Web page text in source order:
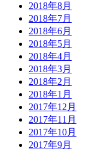
2018年8月
2018年7月
2018年6月
2018年5月
2018年4月
2018年3月
2018年2月
2018年1月
2017年12月
2017年11月
2017年10月
2017年9月